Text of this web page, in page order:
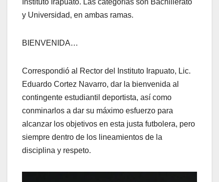
Instituto Irapuato. Las categorías son Bachillerato
y Universidad, en ambas ramas.
BIENVENIDA…
Correspondió al Rector del Instituto Irapuato, Lic.
Eduardo Cortez Navarro, dar la bienvenida al
contingente estudiantil deportista, así como
conminarlos a dar su máximo esfuerzo para
alcanzar los objetivos en esta justa futbolera, pero
siempre dentro de los lineamientos de la
disciplina y respeto.